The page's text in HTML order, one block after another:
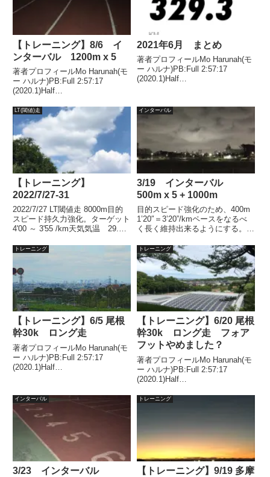
【トレーニング】8/6 イ
ンターバル 1200m x 5
著者プロフィールMo Harunah(モ
ー ハルナ)PB:Full 2:57:17
(2020.1)Half
50代サブスリー達成。目的スピ
ード強化、心肺機能、VO2Max向
上。ターゲット1...
2021年6月 まとめ
著者プロフィールMo Harunah(モ
ー ハルナ)PB:Full 2:57:17
(2020.1)Half
ルランニング、マラソンの走力を
決めるうえで重要な...
LT(閾値)走
【トレーニング】
2022/7/27-31
2022/7/27 LT閾値走 8000m目的
スピード持久力強化。ターゲット
4'00 ～ 3'55 /km天気気温 29.3℃
走についてはこちら結果日付7/27
タイム34'51平均ペース(/km)4’...
インターバル
3/19 インターバル
500m x 5 + 1000m
目的スピード強化のため、400m
1’20″＝3’20”/kmペースをなるべ
く長く維持出来るようにする。タ
= 3’20”天気気温 14℃湿度
65％風 南南西2.5ｍ結果500m
はまずまず調子よ...
トレーニング
【トレーニング】6/5 尾根
幹30k ロング走
著者プロフィールMo Harunah(モ
ー ハルナ)PB:Full 2:57:17
(2020.1)Half
ン。ロング走 30km気温25度湿度
65%風 南東 ...
トレーニング
【トレーニング】6/20 尾根
幹30k ロング走 フォア
フットやめました？
著者プロフィールMo Harunah(モ
ー ハルナ)PB:Full 2:57:17
(2020.1)Half
50代サブスリー達成。週末ラ
インターバル
3/23 インターバル
トレーニング
【トレーニング】9/19 多摩